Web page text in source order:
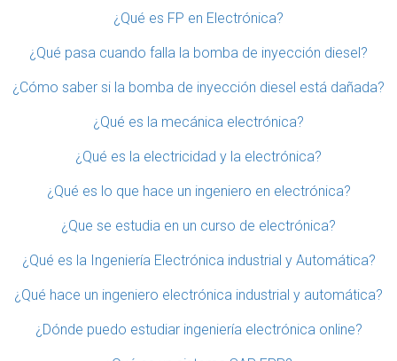
¿Qué es FP en Electrónica?
¿Qué pasa cuando falla la bomba de inyección diesel?
¿Cómo saber si la bomba de inyección diesel está dañada?
¿Qué es la mecánica electrónica?
¿Qué es la electricidad y la electrónica?
¿Qué es lo que hace un ingeniero en electrónica?
¿Que se estudia en un curso de electrónica?
¿Qué es la Ingeniería Electrónica industrial y Automática?
¿Qué hace un ingeniero electrónica industrial y automática?
¿Dónde puedo estudiar ingeniería electrónica online?